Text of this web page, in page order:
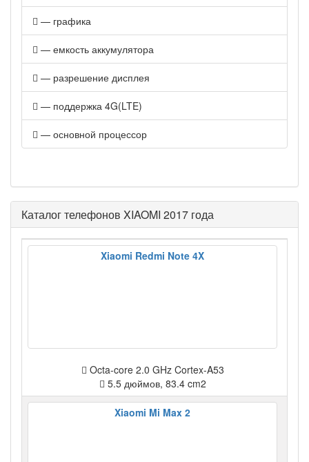
— графика
— емкость аккумулятора
— разрешение дисплея
— поддержка 4G(LTE)
— основной процессор
Каталог телефонов XIAOMI 2017 года
Xiaomi Redmi Note 4X
Octa-core 2.0 GHz Cortex-A53
5.5 дюймов, 83.4 cm2
Xiaomi Mi Max 2